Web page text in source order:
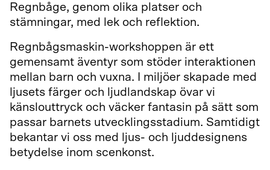
Regnbåge, genom olika platser och
stämningar, med lek och reflektion.
Regnbågsmaskin-workshoppen är ett
gemensamt äventyr som stöder interaktionen
mellan barn och vuxna. I miljöer skapade med
ljusets färger och ljudlandskap övar vi
känslouttryck och väcker fantasin på sätt som
passar barnets utvecklingsstadium. Samtidigt
bekantar vi oss med ljus- och ljuddesignens
betydelse inom scenkonst.